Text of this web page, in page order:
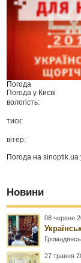
Погода
Погода у Києві
вологість:
тиск:
вітер:
Погода наsinoptik.ua
Новини
08 червня
27 травня